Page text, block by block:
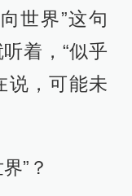
世界”这句
着，“似乎
说，可能未
”？